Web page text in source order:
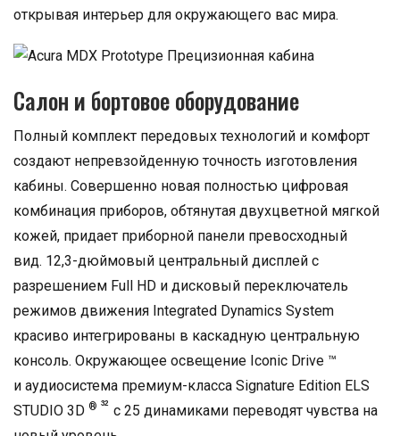
открывая интерьер для окружающего вас мира.
Салон и бортовое оборудование
Полный комплект передовых технологий и комфорт
создают непревзойденную точность изготовления
кабины. Совершенно новая полностью цифровая
комбинация приборов, обтянутая двухцветной мягкой
кожей, придает приборной панели превосходный
вид. 12,3-дюймовый центральный дисплей с
разрешением Full HD и дисковый переключатель
режимов движения Integrated Dynamics System
красиво интегрированы в каскадную центральную
консоль. Окружающее освещение Iconic Drive ™
и аудиосистема премиум-класса Signature Edition ELS
STUDIO 3D ® 32 с 25 динамиками переводят чувства на